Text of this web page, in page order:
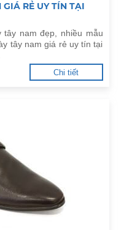
GIÁ RẺ UY TÍN TẠI
tây nam đẹp, nhiều mẫu
tây nam giá rẻ uy tín tại
Chi tiết